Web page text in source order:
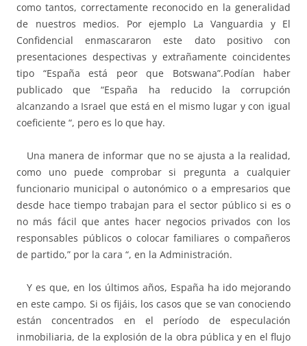
como tantos, correctamente reconocido en la generalidad
de nuestros medios. Por ejemplo La Vanguardia y El
Confidencial enmascararon este dato positivo con
presentaciones despectivas y extrañamente coincidentes
tipo “España está peor que Botswana”.Podían haber
publicado que “España ha reducido la corrupción
alcanzando a Israel que está en el mismo lugar y con igual
coeficiente “, pero es lo que hay.
Una manera de informar que no se ajusta a la realidad,
como uno puede comprobar si pregunta a cualquier
funcionario municipal o autonómico o a empresarios que
desde hace tiempo trabajan para el sector público si es o
no más fácil que antes hacer negocios privados con los
responsables públicos o colocar familiares o compañeros
de partido,” por la cara “, en la Administración.
Y es que, en los últimos años, España ha ido mejorando
en este campo. Si os fijáis, los casos que se van conociendo
están concentrados en el período de especulación
inmobiliaria, de la explosión de la obra pública y en el flujo